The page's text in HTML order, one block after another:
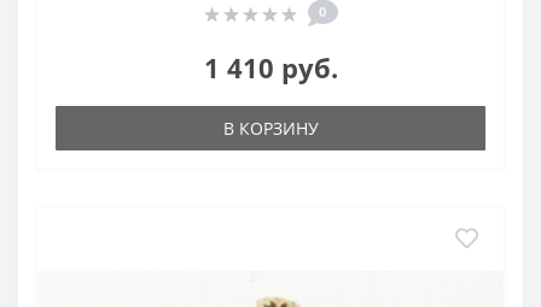
0
1 410 руб.
В КОРЗИНУ